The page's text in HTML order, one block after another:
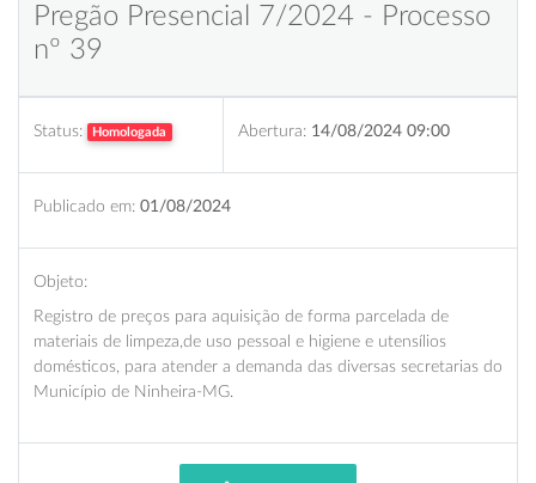
Pregão Presencial 7/2024 - Processo
nº 39
Status: Homologada Abertura: 14/08/2024 09:00
Publicado em: 01/08/2024
Objeto:
Registro de preços para aquisição de forma parcelada de
materiais de limpeza,de uso pessoal e higiene e utensílios
domésticos, para atender a demanda das diversas secretarias do
Município de Ninheira-MG.